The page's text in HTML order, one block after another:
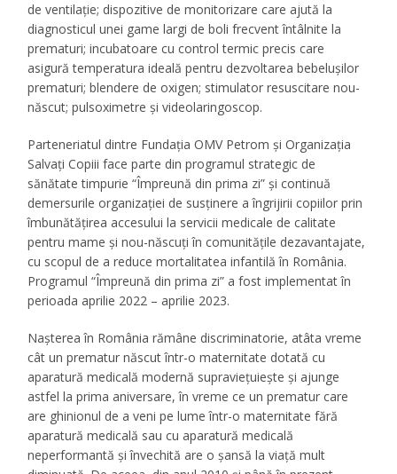
de ventilaţie; dispozitive de monitorizare care ajută la
diagnosticul unei game largi de boli frecvent întâlnite la
prematuri; incubatoare cu control termic precis care
asigură temperatura ideală pentru dezvoltarea bebelușilor
prematuri; blendere de oxigen; stimulator resuscitare nou-
născut; pulsoximetre şi videolaringoscop.
Parteneriatul dintre Fundația OMV Petrom și Organizația
Salvați Copiii face parte din programul strategic de
sănătate timpurie “Împreună din prima zi” și continuă
demersurile organizației de susținere a îngrijirii copiilor prin
îmbunătățirea accesului la servicii medicale de calitate
pentru mame și nou-născuți în comunitățile dezavantajate,
cu scopul de a reduce mortalitatea infantilă în România.
Programul “Împreună din prima zi” a fost implementat în
perioada aprilie 2022 – aprilie 2023.
Nașterea în România rămâne discriminatorie, atâta vreme
cât un prematur născut într-o maternitate dotată cu
aparatură medicală modernă supraviețuiește și ajunge
astfel la prima aniversare, în vreme ce un prematur care
are ghinionul de a veni pe lume într-o maternitate fără
aparatură medicală sau cu aparatură medicală
neperformantă și învechită are o șansă la viață mult